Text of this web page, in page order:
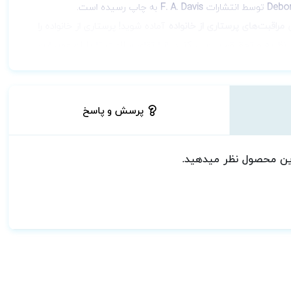
توسط انتشاراتF. A. Davis به چاپ رسیده است.
و تحقیق، بررسی کنید. از ارتقای سلامت تا پایان عمر، این
Awarded first place in the 2014
Explore family nursing the way it is practiced today―with
From health promotion to end of life, this text shows how
پرسش و پاسخ
محصول نظر میدهید.